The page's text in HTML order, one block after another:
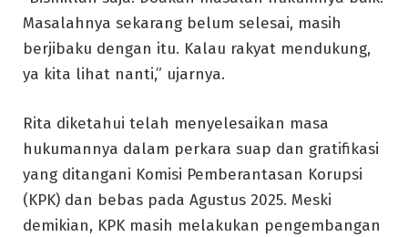
Masalahnya sekarang belum selesai, masih
berjibaku dengan itu. Kalau rakyat mendukung,
ya kita lihat nanti,” ujarnya.
Rita diketahui telah menyelesaikan masa
hukumannya dalam perkara suap dan gratifikasi
yang ditangani Komisi Pemberantasan Korupsi
(KPK) dan bebas pada Agustus 2025. Meski
demikian, KPK masih melakukan pengembangan